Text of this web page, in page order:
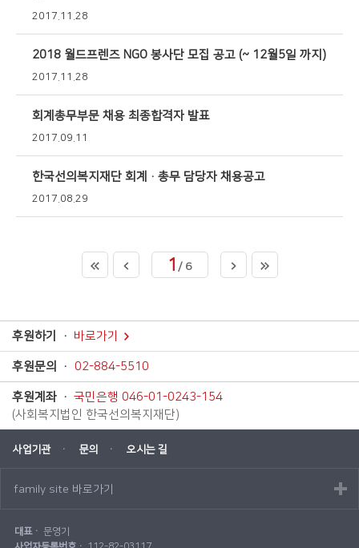
2017.11.28
2018 월드프렌즈 NGO 봉사단 모집 공고 (~ 12월5일 까지)
2017.11.28
회계총무부문 채용 최종합격자 발표
2017.09.11
한국선의복지재단 회계·총무 담당자 채용공고
2017.08.29
1 / 6
후원하기 바로가기
후원문의 02-884-5510
후원계좌
국민은행 046-01-0243-154
(사회복지법인 한국선의복지재단)
사업기관 문의 오시는 길
family site 바로가기
대표
문영기